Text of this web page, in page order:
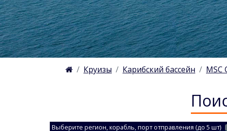
Круизы Карибский бассейн MSC
Выберите регион, корабль, порт отправления (до 5 шт)